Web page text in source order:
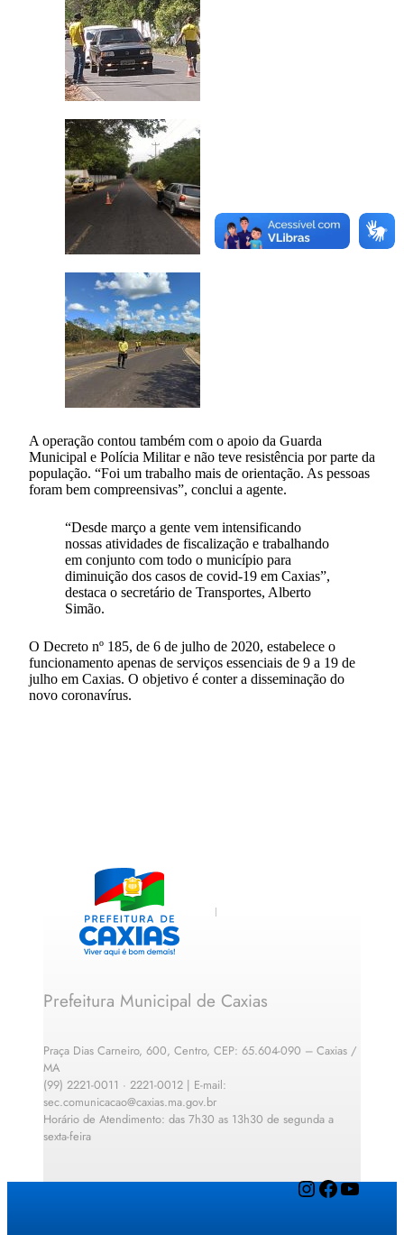
A operação contou também com o apoio da Guarda
Municipal e Polícia Militar e não teve resistência por parte da
população. “Foi um trabalho mais de orientação. As pessoas
foram bem compreensivas”, conclui a agente.
“Desde março a gente vem intensificando
nossas atividades de fiscalização e trabalhando
em conjunto com todo o município para
diminuição dos casos de covid-19 em Caxias”,
destaca o secretário de Transportes, Alberto
Simão.
O Decreto nº 185, de 6 de julho de 2020, estabelece o
funcionamento apenas de serviços essenciais de 9 a 19 de
julho em Caxias. O objetivo é conter a disseminação do
novo coronavírus.
Prefeitura Municipal de Caxias
Praça Dias Carneiro, 600, Centro, CEP: 65.604-090 – Caxias /
MA
(99) 2221-0011 · 2221-0012 | E-mail:
sec.comunicacao@caxias.ma.gov.br
Horário de Atendimento: das 7h30 as 13h30 de segunda a
sexta-feira
InstagramFacebook YouTube